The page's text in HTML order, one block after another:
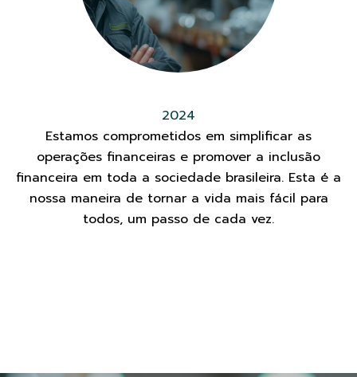
2024
Estamos comprometidos em simplificar as
operações financeiras e promover a inclusão
financeira em toda a sociedade brasileira. Esta é a
nossa maneira de tornar a vida mais fácil para
todos, um passo de cada vez.